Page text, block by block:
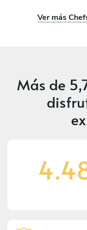
Ver más
Más de